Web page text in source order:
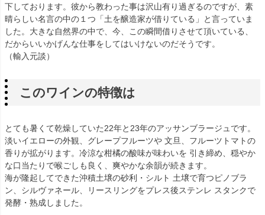
下しております。彼から教わった事は沢山有り過ぎるのですが、素
晴らしい名言の中の１つ「土を醸造家が借りている」と言っていま
した。大きな自然界の中で、今、この瞬間借りさせて頂いている、
だからいいかげんな仕事をしてはいけないのだそうです。
（輸入元談）
このワインの特徴は
とても暑くて乾燥していた22年と23年のアッサンブラージュです。
淡いイエローの外観、グレープフルーツや 文旦、フルーツトマトの
香りが拡がります。冷涼な柑橘の酸味が味わいを 引き締め、穏やか
な口当たりで喉ごしも良く、爽やかな余韻が続きます。
海が隆起してできた沖積土壌の砂利・シルト 土壌で育つピノブラ
ン、シルヴァネール、リースリングをプレス後ステンレ スタンクで
発酵・熟成しました。